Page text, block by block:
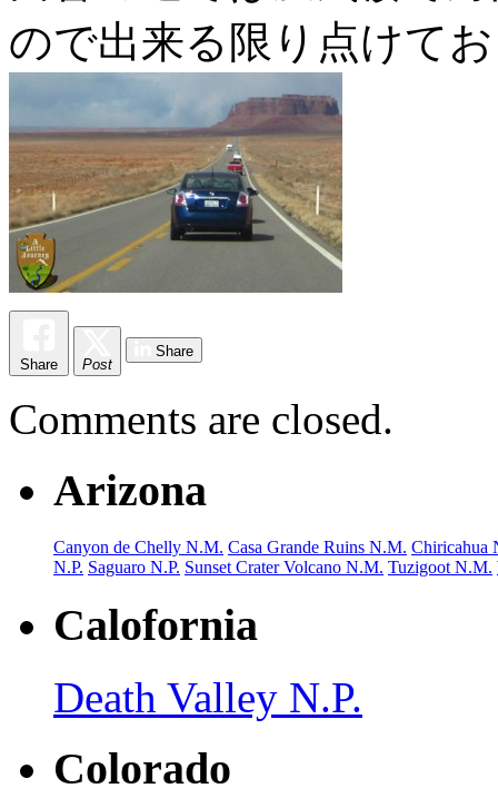
ので出来る限り点けて
Share Post
Share
Comments are closed.
Arizona
Canyon de Chelly N.M. Casa Grande Ruins N.M. Chiricahua
N.P. Saguaro N.P. Sunset Crater Volcano N.M. Tuzigoot N.M.
Calofornia
Death Valley N.P.
Colorado